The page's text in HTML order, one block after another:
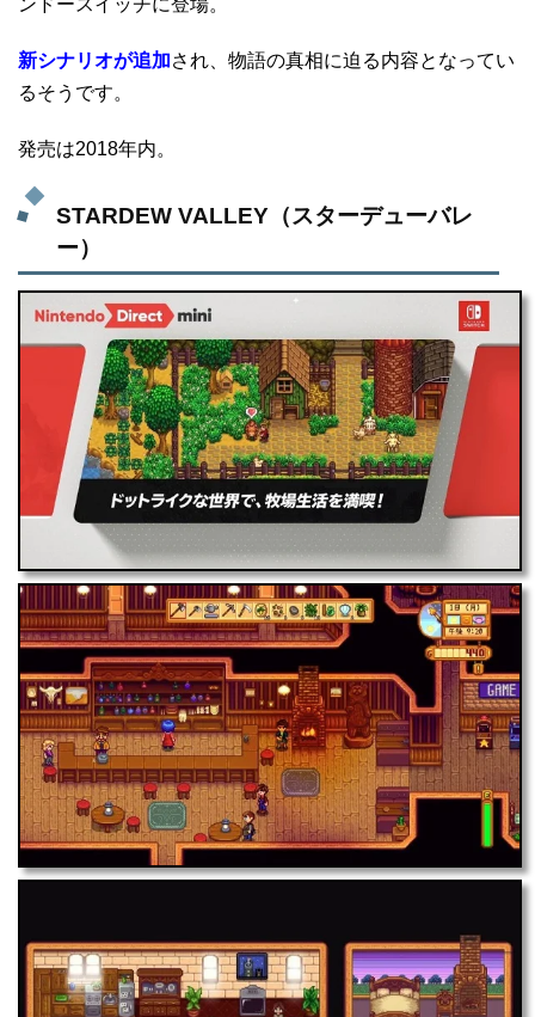
新シナリオが追加され、物語の真相に迫る内容となってい
るそうです。
発売は2018年内。
STARDEW VALLEY（スターデューバレ
ー）